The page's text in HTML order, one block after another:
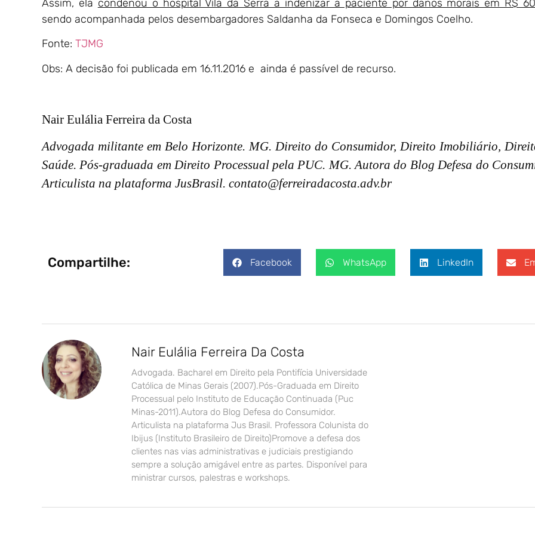
Assim, ela condenou o hospital Vila da Serra a indenizar a paciente por danos morais em R$
sendo acompanhada pelos desembargadores Saldanha da Fonseca e Domingos Coelho.
Fonte: TJMG
Obs: A decisão foi publicada em 16.11.2016 e ainda é passível de recurso.
Nair Eulália Ferreira da Costa
Advogada militante em Belo Horizonte. MG. Direito do Consumidor, Direito Imobiliário,
Saúde. Pós-graduada em Direito Processual pela PUC. MG. Autora do Blog Defesa do
Articulista na plataforma JusBrasil. contato@ferreiradacosta.adv.br
Compartilhe: Facebook WhatsApp LinkedIn
Nair Eulália Ferreira Da Costa
Advogada. Bacharel em Direito pela Pontifícia Universidade
Católica de Minas Gerais (2007).Pós-Graduada em Direito
Processual pelo Instituto de Educação Continuada (Puc
Minas-2011).Autora do Blog Defesa do Consumidor.
Articulista na plataforma Jus Brasil. Professora Colunista do
Ibijus (Instituto Brasileiro de Direito)Promove a defesa dos
clientes nas vias administrativas e judiciais prestigiando
sempre a solução amigável entre as partes. Disponível para
ministrar cursos, palestras e workshops.